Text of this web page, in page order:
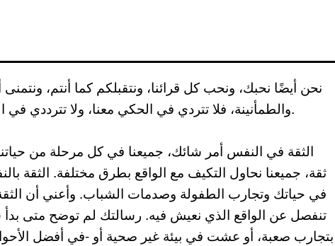
نحن أيضًا نحبك، ونحب كل قرائنا، ونتقبلكم كما أنتم،
والطمأنينة، فلا تتردي في الحكي معنا، ولا تترددي في الحكي عمومًا. فلا خير يأتي من وراء الصمت.
ثقة، جميعنا نحاول التكيف مع الواقع بطرق مختلفة. الثقة
في حياتك وتجارب الطفولة وصدمات الشباب. وأعني أن
تنفصل عن الواقع الذي نعيش فيه. رسالتك لم توضح متى
بتجارب صعبة، أو عشت في بيئة غير صحية أو -في أفضل